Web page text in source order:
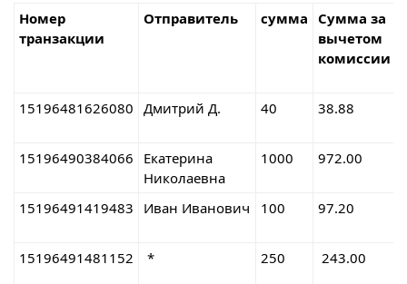
Номер
транзакции
Отправитель сумма Сумма за
вычетом
комиссии
15196481626080 Дмитрий Д. 40 38.88
15196490384066
Екатерина
Николаевна
1000 972.00
15196491419483
Иван Иванович 100 97.20
15196491481152
* 250 243.00